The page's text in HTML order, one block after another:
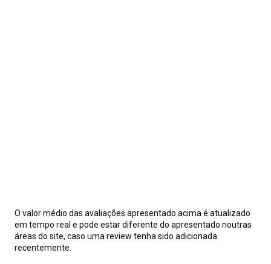
O valor médio das avaliações apresentado acima é atualizado
em tempo real e pode estar diferente do apresentado noutras
áreas do site, caso uma review tenha sido adicionada
recentemente.